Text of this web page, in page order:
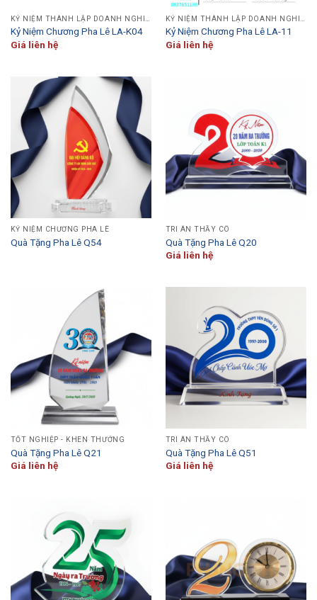
Kỷ Niệm Chương Pha Lê LA-K04
Giá liên hệ
Kỷ Niệm Chương Pha Lê LA-11
Giá liên hệ
KỶ NIỆM CHƯƠNG PHA LÊ
Quà Tặng Pha Lê Q54
TRI ÂN THẦY CÔ
Quà Tặng Pha Lê Q20
Giá liên hệ
TỐT NGHIỆP - KHEN THƯỞNG
Quà Tặng Pha Lê Q21
Giá liên hệ
TRI ÂN THẦY CÔ
Quà Tặng Pha Lê Q51
Giá liên hệ